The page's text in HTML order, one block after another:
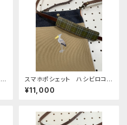
スマホポシェット ハシビロコ
ウ ベージュ 帆布 と 岡山
デニム
¥11,000